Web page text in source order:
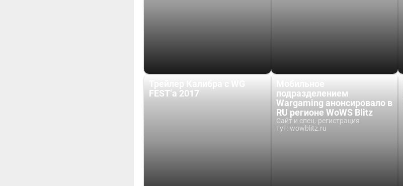
FEST’a 2017
подразделением
Wargaming анонсировало в
RU регионе WoWS Blitz
Сайт и спец. регистрация
тут: wowblitz.ru